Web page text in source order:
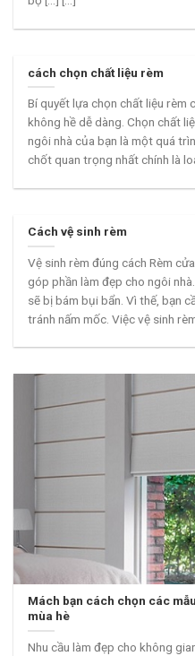
cách chọn chất liệu rèm
Bí quyết lựa chọn chất liệu rèm
không hề dễ dàng. Chọn chất
ngôi nhà của bạn là một quá
chốt quan trọng nhất chính là
Cách vệ sinh rèm
Vệ sinh rèm đúng cách Rèm
góp phần làm đẹp cho ngôi
sẽ bị bám bụi bẩn. Vì thế, bạn
tránh nấm mốc. Việc vệ sinh
Mách bạn cách chọn các
mùa hè
Nhu cầu làm đẹp cho không